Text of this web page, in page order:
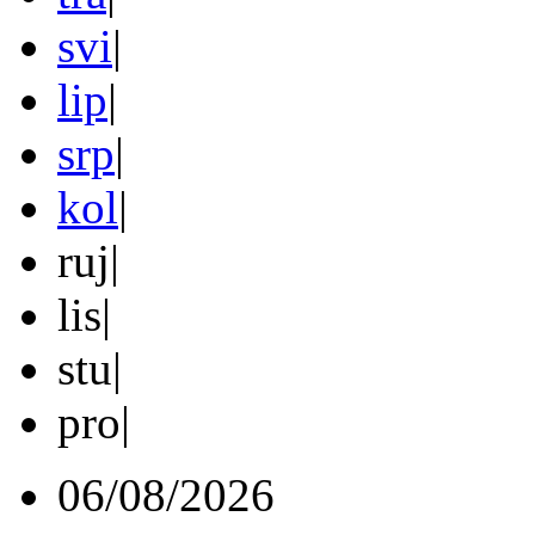
svi|
lip|
srp|
kol|
ruj|
lis|
stu|
pro|
06/08/2026